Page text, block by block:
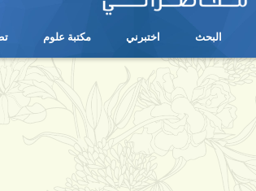
البحث اختبرني مكتبة علوم